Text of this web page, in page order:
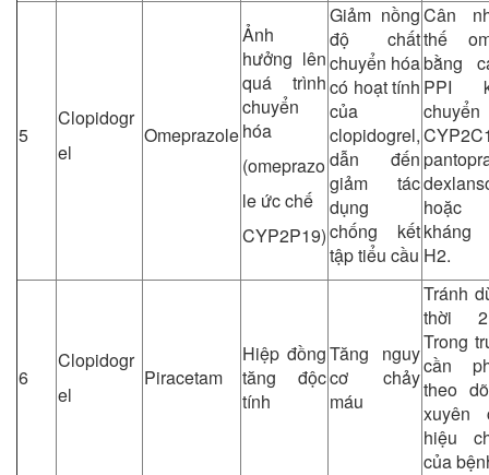
5
Clopidogr
el
Omeprazole
Ảnh
hưởng lên
quá trình
chuyển
hóa
(omeprazo
le ức chế
CYP2P19)
Giảm nồng
độ chất
chuyển hóa
có hoạt tính
của
clopidogrel,
dẫn đến
giảm tác
dụng
chống kết
tập tiểu cầu
Cân
thế
bằng
PPI
kháng
H2.
6
Clopidogr
el
Piracetam
Hiệp đồng
tăng độc
tính
Tăng nguy
cơ chảy
máu
Tránh
thời
Trong
cần
theo
xuyên
hiệu
của